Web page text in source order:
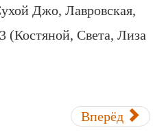
Джо, Лавровская,
(Костяной, Света, Лиза
Вперёд